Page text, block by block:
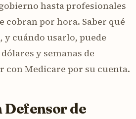
hasta profesionales
cobran por hora. Saber qué
y cuándo usarlo, puede
y semanas de
Medicare por su cuenta.
Defensor de